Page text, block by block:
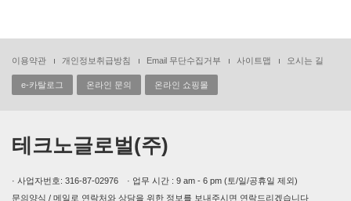
이용약관 개인정보취급방침 Email 무단수집거부 사이트맵 오시는 길
e-카탈로그 온라인 문의 온라인 쇼핑몰
테크노글로벌(주)
· 사업자번호: 316-87-02976 · 업무 시간 : 9 am - 6 pm (토/일/공휴일 제외)
문의양식 / 메일로 연락처와 상담을 위한 정보를 보내주시면 연락드리겠습니다